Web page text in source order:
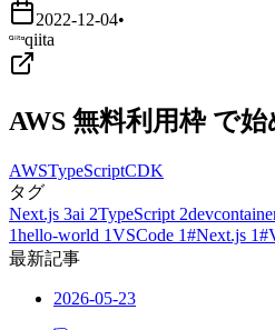
2022-12-04•
qiita
AWS 無料利用枠 で
AWSTypeScriptCDK
タグ
Next.js 3ai 2TypeScript 2
1hello-world 1VSCode 1#Next.js 1
最新記事
2026-05-23